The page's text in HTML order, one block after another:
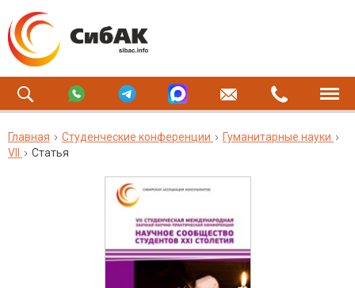
Главная Студенческие конференции
Гуманитарные науки
VII
Статья